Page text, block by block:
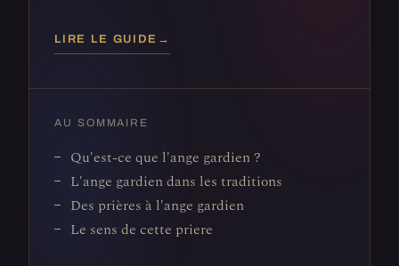
LIRE LE GUIDE →
AU SOMMAIRE
Qu'est-ce que l'ange gardien ?
L'ange gardien dans les traditions
Des prières à l'ange gardien
Le sens de cette priere